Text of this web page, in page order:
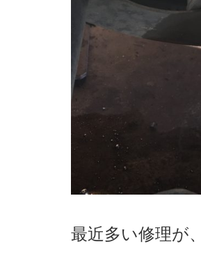
最近多い修理が